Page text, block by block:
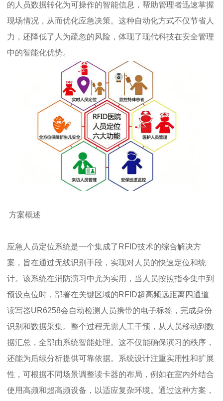
的人员数据转化为可操作的智能信息，帮助管理者迅速掌握
现场情况，从而优化应急决策。这种自动化方式不仅节省人
力，还降低了人为疏忽的风险，体现了现代科技在安全管理
中的智能化优势。
方案概述
应急人员定位系统是一个集成了RFID技术的综合解决方
案，旨在通过无线识别手段，实现对人员的快速定位和统
计。该系统在消防演习中尤为实用，当人员按照指令集中到
预设点位时，部署在关键区域的RFID超高频远距离四通道
读写器UR6258会自动检测人员携带的电子标签，完成身份
识别和数据采集。整个过程无需人工干预，从人员移动到数
据汇总，全部由系统智能处理。这不仅能确保演习的秩序，
还能为后续分析提供可靠依据。系统设计注重实用性和扩展
性，可根据不同场景调整读卡器的布局，例如在室内外结合
使用高频和超高频设备，以适应复杂环境。通过这种方案，